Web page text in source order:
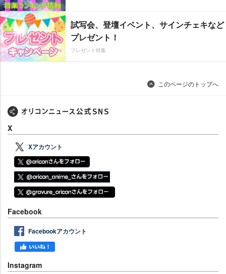
試写会、登壇イベント、サインチェキなど
プレゼント！
プレゼント特集
このページのトップへ
X
Xアカウント
Facebook
Facebookアカウント
Instagram